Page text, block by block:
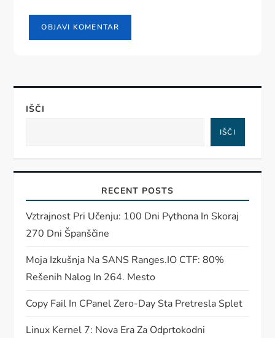
IŠČI
IŠČI
RECENT POSTS
Vztrajnost Pri Učenju: 100 Dni Pythona In Skoraj
270 Dni Španščine
Moja Izkušnja Na SANS Ranges.IO CTF: 80%
Rešenih Nalog In 264. Mesto
Copy Fail In CPanel Zero-Day Sta Pretresla Splet
Linux Kernel 7: Nova Era Za Odprtokodni